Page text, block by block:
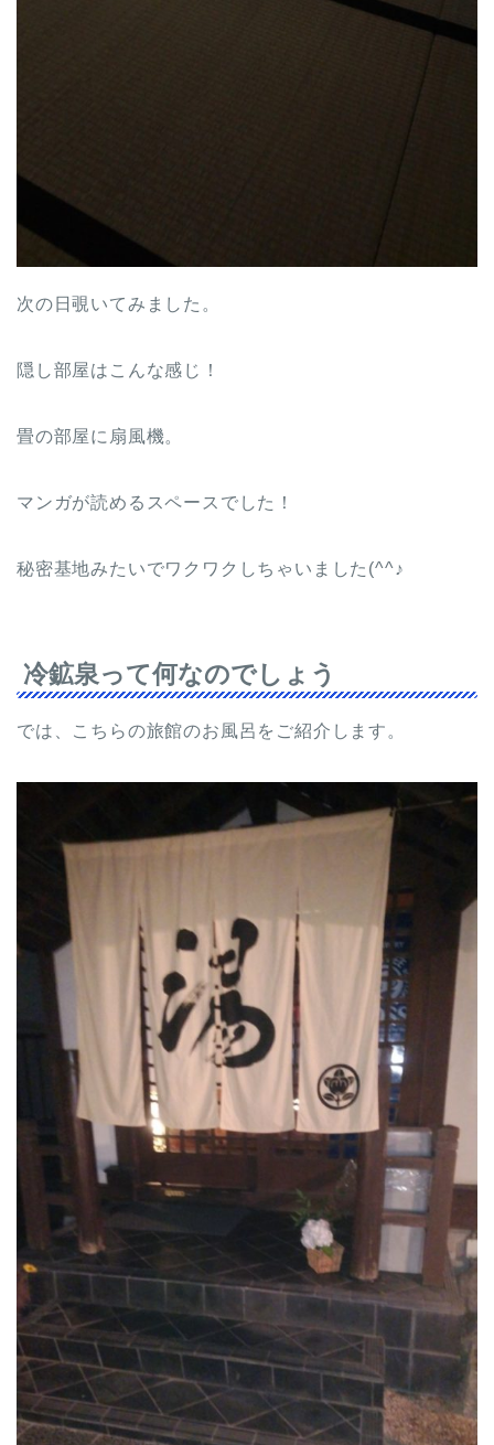
次の日覗いてみました。
隠し部屋はこんな感じ！
畳の部屋に扇風機。
マンガが読めるスペースでした！
秘密基地みたいでワクワクしちゃいました(^^♪
冷鉱泉って何なのでしょう
では、こちらの旅館のお風呂をご紹介します。